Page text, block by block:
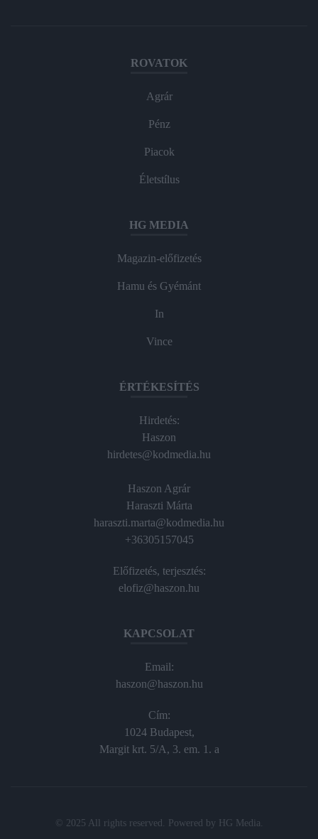
ROVATOK
Agrár
Pénz
Piacok
Életstílus
HG MEDIA
Magazin-előfizetés
Hamu és Gyémánt
In
Vince
ÉRTÉKESÍTÉS
Hirdetés:
Haszon
hirdetes@kodmedia.hu
Haszon Agrár
Haraszti Márta
haraszti.marta@kodmedia.hu
+36305157045
Előfizetés, terjesztés:
elofiz@haszon.hu
KAPCSOLAT
Email:
haszon@haszon.hu
Cím:
1024 Budapest,
Margit krt. 5/A, 3. em. 1. a
© 2025 All rights reserved. Powered by HG Media